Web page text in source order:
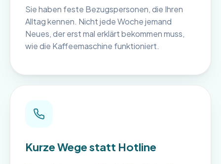
Sie haben feste Bezugspersonen, die Ihren
Alltag kennen. Nicht jede Woche jemand
Neues, der erst mal erklärt bekommen muss,
wie die Kaffeemaschine funktioniert.
Kurze Wege statt Hotline